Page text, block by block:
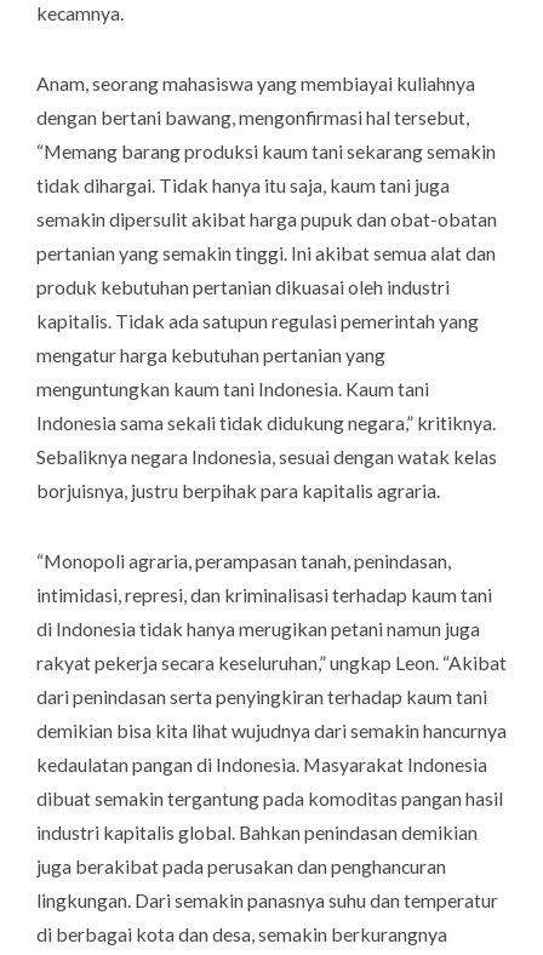
kecamnya.
Anam, seorang mahasiswa yang membiayai kuliahnya
dengan bertani bawang, mengonfirmasi hal tersebut,
“Memang barang produksi kaum tani sekarang semakin
tidak dihargai. Tidak hanya itu saja, kaum tani juga
semakin dipersulit akibat harga pupuk dan obat-obatan
pertanian yang semakin tinggi. Ini akibat semua alat dan
produk kebutuhan pertanian dikuasai oleh industri
kapitalis. Tidak ada satupun regulasi pemerintah yang
mengatur harga kebutuhan pertanian yang
menguntungkan kaum tani Indonesia. Kaum tani
Indonesia sama sekali tidak didukung negara,” kritiknya.
Sebaliknya negara Indonesia, sesuai dengan watak kelas
borjuisnya, justru berpihak para kapitalis agraria.
“Monopoli agraria, perampasan tanah, penindasan,
intimidasi, represi, dan kriminalisasi terhadap kaum tani
di Indonesia tidak hanya merugikan petani namun juga
rakyat pekerja secara keseluruhan,” ungkap Leon. “Akibat
dari penindasan serta penyingkiran terhadap kaum tani
demikian bisa kita lihat wujudnya dari semakin hancurnya
kedaulatan pangan di Indonesia. Masyarakat Indonesia
dibuat semakin tergantung pada komoditas pangan hasil
industri kapitalis global. Bahkan penindasan demikian
juga berakibat pada perusakan dan penghancuran
lingkungan. Dari semakin panasnya suhu dan temperatur
di berbagai kota dan desa, semakin berkurangnya